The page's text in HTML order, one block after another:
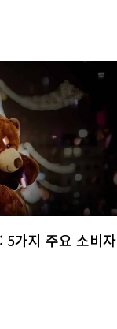
5가지 주요 소비자